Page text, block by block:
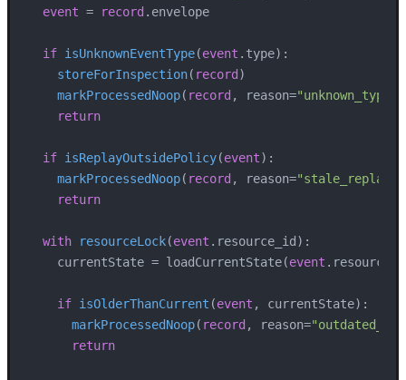
event = record . envelope
if isUnknownEventType(event .type):
storeForInspection( record )
markProcessedNoop( record , reason="unknown_type"
return
if isReplayOutsidePolicy(event):
markProcessedNoop( record , reason="stale_replay"
return
with resourceLock(event .resource_id ):
    currentState
= loadCurrentState(event
if isOlderThanCurrent (event , currentState):
markProcessedNoop( record , reason=
return